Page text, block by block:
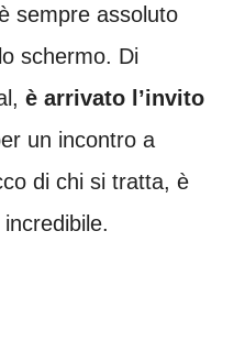
sempre assoluto
schermo. Di
è arrivato l’invito
un incontro a
di chi si tratta, è